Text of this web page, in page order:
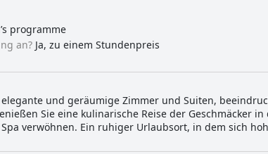
programme
an? Ja, zu einem Stundenpreis
und geräumige Zimmer und Suiten,
Sie eine kulinarische Reise der Geschmäcker
verwöhnen. Ein ruhiger Urlaubsort, in dem sich